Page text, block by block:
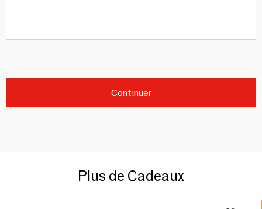
Continuer
Plus de Cadeaux